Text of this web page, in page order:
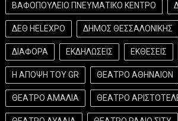
ΒΑΦΟΠΟΥΛΕΙΟ ΠΝΕΥΜΑΤΙΚΟ ΚΕΝΤΡΟ
ΔΕΘ HELEXPO ΔΗΜΟΣ ΘΕΣΣΑΛΟΝΙΚΗΣ
ΔΙΑΦΟΡΑ ΕΚΔΗΛΩΣΕΙΣ ΕΚΘΕΣΕΙΣ
Η ΑΠΟΨΗ ΤΟΥ GR ΘΕΑΤΡΟ ΑΘΗΝΑΙΟΝ
ΘΕΑΤΡΟ ΑΜΑΛΙΑ ΘΕΑΤΡΟ